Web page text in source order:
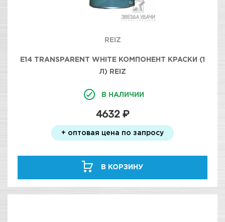
REIZ
E14 TRANSPARENT WHITE КОМПОНЕНТ КРАСКИ (1
Л) REIZ
В НАЛИЧИИ
4632 ₽
+ оптовая цена по запросу
В КОРЗИНУ